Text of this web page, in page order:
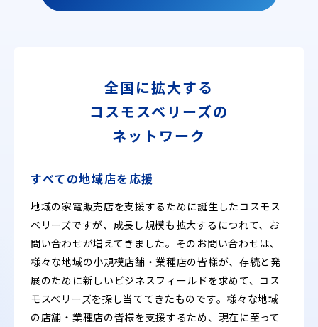
全国に拡大する
コスモスベリーズの
ネットワーク
すべての地域店を応援
地域の家電販売店を支援するために誕生したコスモス
ベリーズですが、成長し規模も拡大するにつれて、お
問い合わせが増えてきました。そのお問い合わせは、
様々な地域の小規模店舗・業種店の皆様が、存続と発
展のために新しいビジネスフィールドを求めて、コス
モスベリーズを探し当ててきたものです。様々な地域
の店舗・業種店の皆様を支援するため、現在に至って